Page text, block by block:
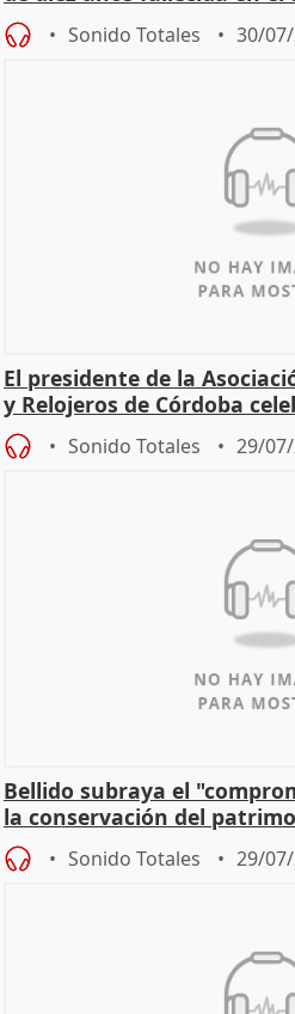
Sonido Totales 30/
El presidente de la
y Relojeros de Córdoba
Sonido Totales 29/
Bellido subraya el
la conservación del
Sonido Totales 29/